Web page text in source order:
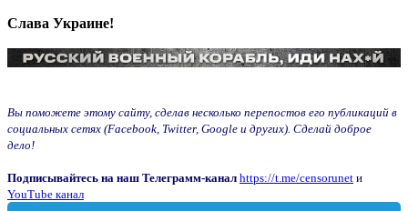
Слава Украине!
Вы поможете этому сайту, сделав несколько перепостов его публикаций в
социальных сетях (Facebook, Twitter, Google и других). Сделай доброе
дело!
Подписывайтесь на наш Телеграмм-канал https://t.me/censorunet и
YouTube канал